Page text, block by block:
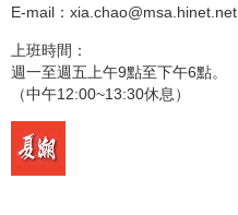
E-mail：xia.chao@msa.hinet.net
上班時間：
週一至週五上午9點至下午6點。
（中午12:00~13:30休息）